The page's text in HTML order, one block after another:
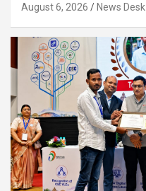
August 6, 2026 News Desk